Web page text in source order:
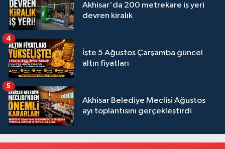
Akhisar'da 200 metrekare iş yeri
devren kiralık
İşte 5 Ağustos Çarşamba güncel
altın fiyatları
4
Akhisar Belediye Meclisi Ağustos
ayı toplantısını gerçekleştirdi
5